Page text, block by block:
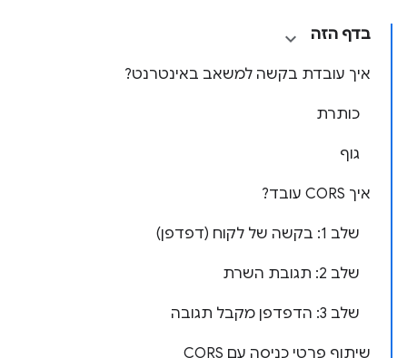
בדף הזה
איך עובדת בקשה למשאב באינטרנט?
כותרת
גוף
איך CORS עובד?
שלב 1: בקשה של לקוח (דפדפן)
שלב 2: תגובת השרת
שלב 3: הדפדפן מקבל תגובה
שיתוף פרטי כניסה עם CORS